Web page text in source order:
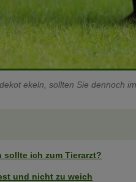
ekeln, sollten Sie dennoch
sollte ich zum Tierarzt?
und nicht zu weich